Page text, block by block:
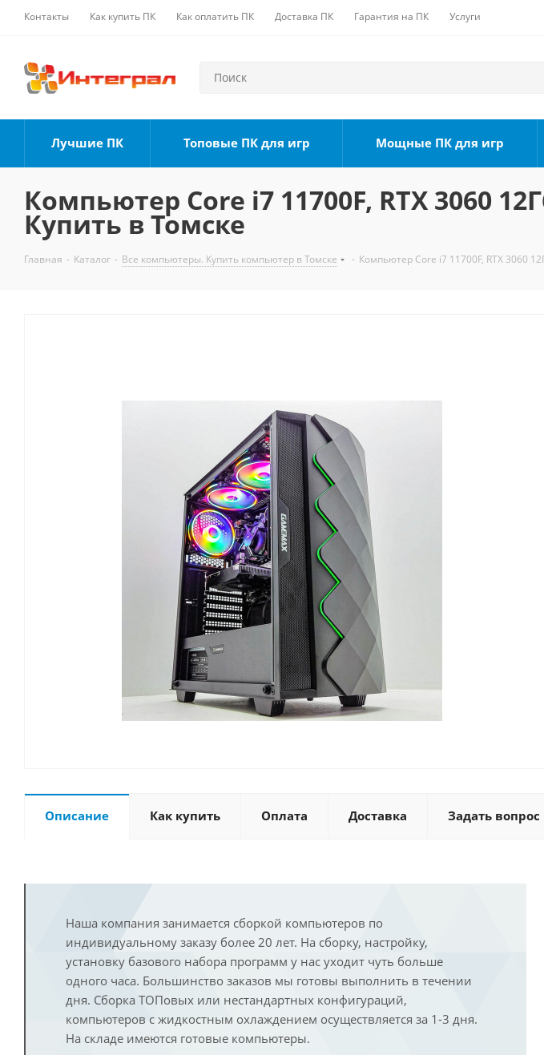
Контакты Как купить ПК Как оплатить ПК Доставка ПК Гарантия на ПК Услуги
Лучшие ПК Топовые ПК для игр Мощные ПК для игр
Компьютер Core i7 11700F, RTX 3060
Купить в Томске
Главная - Каталог - Все компьютеры. Купить компьютер в Томске - Компьютер Core i7 11700F, RTX 3060
Описание Как купить Оплата Доставка Задать вопрос
Наша компания занимается сборкой компьютеров по
индивидуальному заказу более 20 лет. На сборку, настройку,
установку базового набора программ у нас уходит чуть больше
одного часа. Большинство заказов мы готовы выполнить в течении
дня. Сборка ТОПовых или нестандартных конфигураций,
компьютеров с жидкостным охлаждением осуществляется за 1-3 дня.
На складе имеются готовые компьютеры.